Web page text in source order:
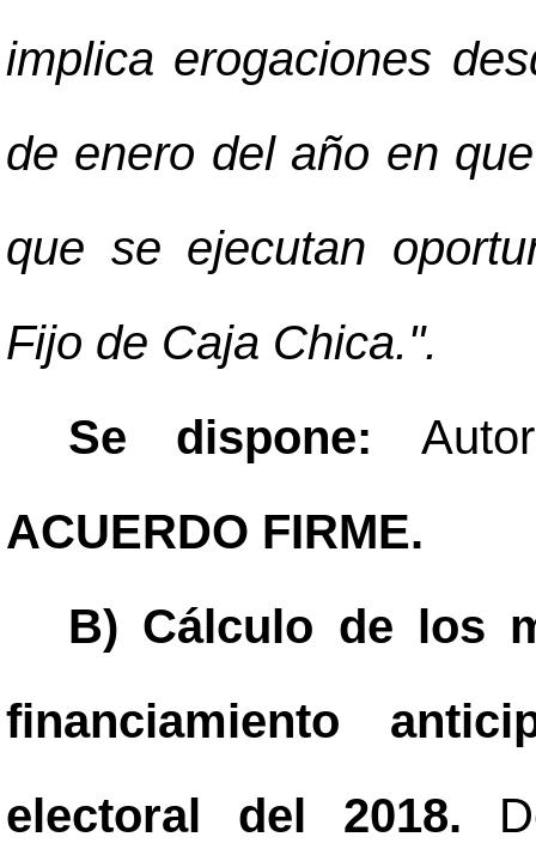
implica erogaciones
de enero del año en
que se ejecutan
Fijo de Caja Chica.".
Se dispone:
ACUERDO FIRME.
B) Cálculo de los
financiamiento
electoral del 2018.